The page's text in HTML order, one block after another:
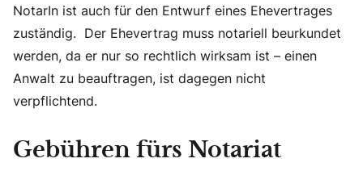
NotarIn ist auch für den Entwurf eines Ehevertrages
zuständig. Der Ehevertrag muss notariell beurkundet
werden, da er nur so rechtlich wirksam ist – einen
Anwalt zu beauftragen, ist dagegen nicht
verpflichtend.
Gebühren fürs Notariat